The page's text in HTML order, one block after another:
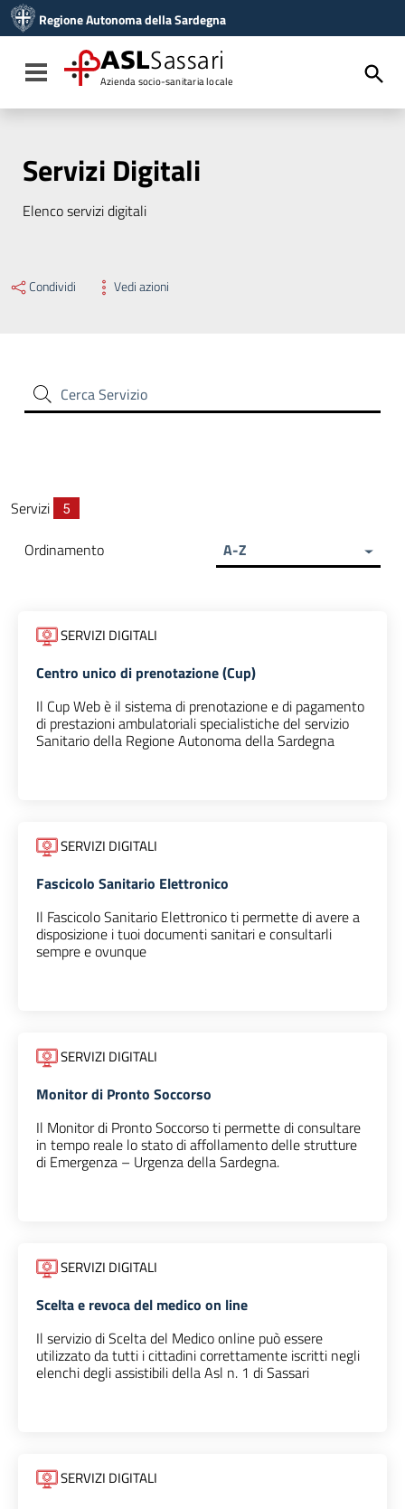
Vai al menu di navigazione
Vai al footer
Regione Autonoma della Sardegna
Toggle navigation
ASLSassari
Azienda socio-sanitaria locale
Servizi Digitali
Elenco servizi digitali
Condividi Vedi azioni
Cerca Servizio
Servizi 5
Ordinamento A-Z
SERVIZI DIGITALI
Centro unico di prenotazione (Cup)
Il Cup Web è il sistema di prenotazione e di pagamento
di prestazioni ambulatoriali specialistiche del servizio
Sanitario della Regione Autonoma della Sardegna
SERVIZI DIGITALI
Fascicolo Sanitario Elettronico
Il Fascicolo Sanitario Elettronico ti permette di avere a
disposizione i tuoi documenti sanitari e consultarli
sempre e ovunque
SERVIZI DIGITALI
Monitor di Pronto Soccorso
Il Monitor di Pronto Soccorso ti permette di consultare
in tempo reale lo stato di affollamento delle strutture
di Emergenza – Urgenza della Sardegna.
SERVIZI DIGITALI
Scelta e revoca del medico on line
Il servizio di Scelta del Medico online può essere
utilizzato da tutti i cittadini correttamente iscritti negli
elenchi degli assistibili della Asl n. 1 di Sassari
SERVIZI DIGITALI